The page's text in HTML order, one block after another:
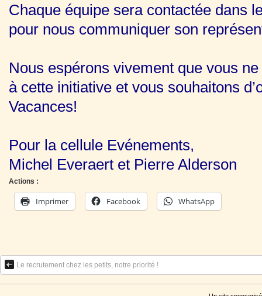
Chaque équipe sera contactée dans
pour nous communiquer son
Nous espérons vivement que vous
à cette initiative et vous souhaitons
Vacances!
Pour la cellule Evénements,
Michel Everaert et Pierre Alderson
Actions :
Imprimer Facebook WhatsApp
Le recrutement chez les petits, notre priorité !